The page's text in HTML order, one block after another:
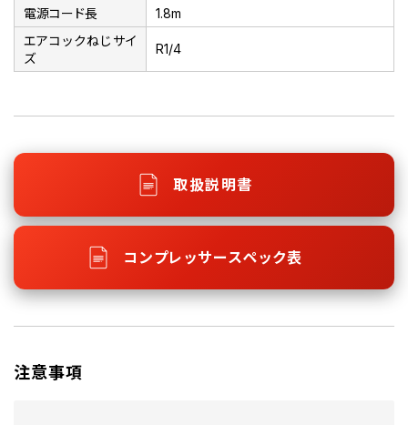
電源コード長
1.8m
エアコックねじサイ
ズ
R1/4
取扱説明書
コンプレッサースペック表
注意事項